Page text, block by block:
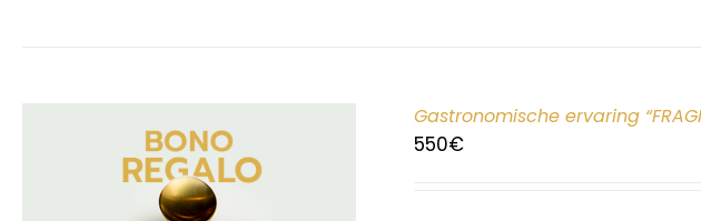
Gastronomische ervaring
550€